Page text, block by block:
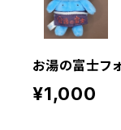
お湯の富士フ
¥1,000